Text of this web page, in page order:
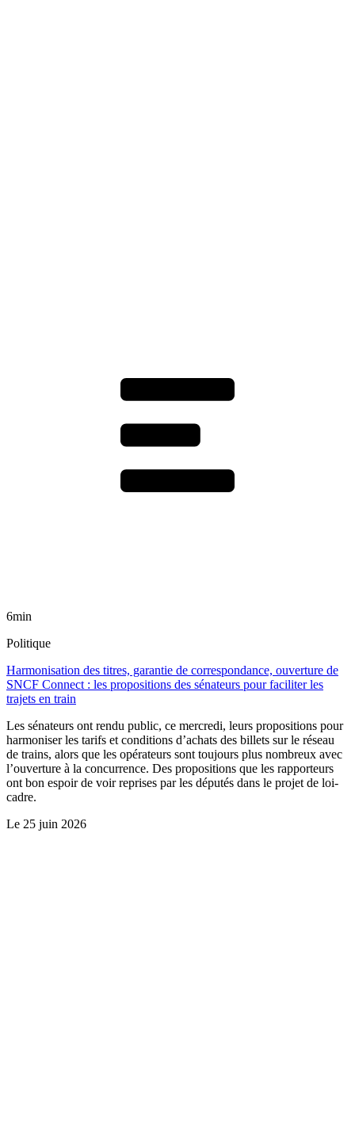
6min
Politique
Harmonisation des titres, garantie de correspondance, ouverture de
SNCF Connect : les propositions des sénateurs pour faciliter les
trajets en train
Les sénateurs ont rendu public, ce mercredi, leurs propositions pour
harmoniser les tarifs et conditions d’achats des billets sur le réseau
de trains, alors que les opérateurs sont toujours plus nombreux avec
l’ouverture à la concurrence. Des propositions que les rapporteurs
ont bon espoir de voir reprises par les députés dans le projet de loi-
cadre.
Le 25 juin 2026